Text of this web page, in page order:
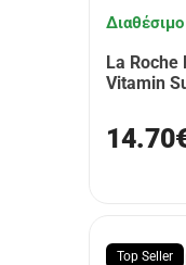
Διαθέσιμο
La Roche
Vitamin
Top Seller